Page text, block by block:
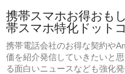
携帯スマホお得おも
帯スマホ特化ドット
携帯電話会社のお得な契約や
価を紹介発信していきたいと
る面白いニュースなども強化発